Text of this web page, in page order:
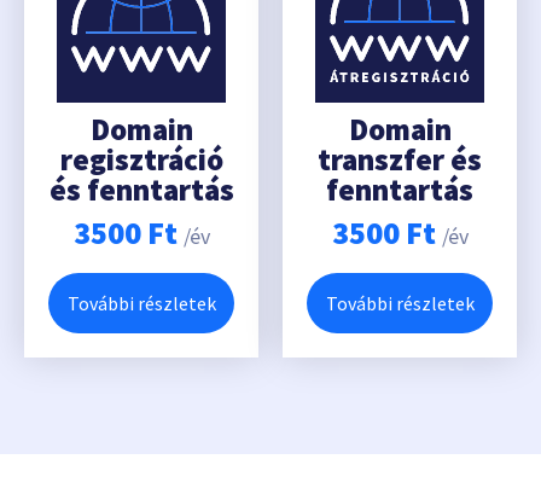
Domain
regisztráció
és fenntartás
3500 Ft /év
További részletek
Domain
transzfer és
fenntartás
3500 Ft /év
További részletek